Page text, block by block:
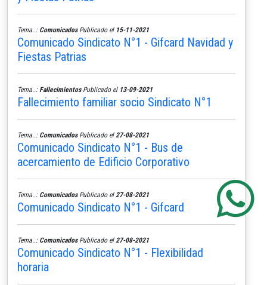
Tema..: ComunicadosPublicado el 15-11-2021
Comunicado Sindicato N°1 - Gifcard Navidad y
Fiestas Patrias
Tema..: FallecimientosPublicado el 13-09-2021
Fallecimiento familiar socio Sindicato N°1
Tema..: ComunicadosPublicado el 27-08-2021
Comunicado Sindicato N°1 - Bus de
acercamiento de Edificio Corporativo
Tema..: ComunicadosPublicado el 27-08-2021
Comunicado Sindicato N°1 - Gifcard
Tema..: ComunicadosPublicado el 27-08-2021
Comunicado Sindicato N°1 - Flexibilidad
horaria